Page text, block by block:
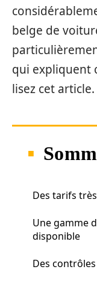
belge de
qui expliquent
lisez cet article.
Des tarifs
Une gamme
disponible
Des